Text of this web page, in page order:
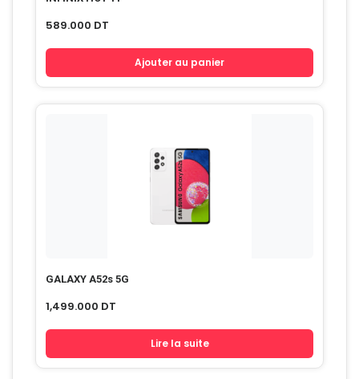
589.000 DT
Ajouter au panier
GALAXY A52s 5G
1,499.000 DT
Lire la suite